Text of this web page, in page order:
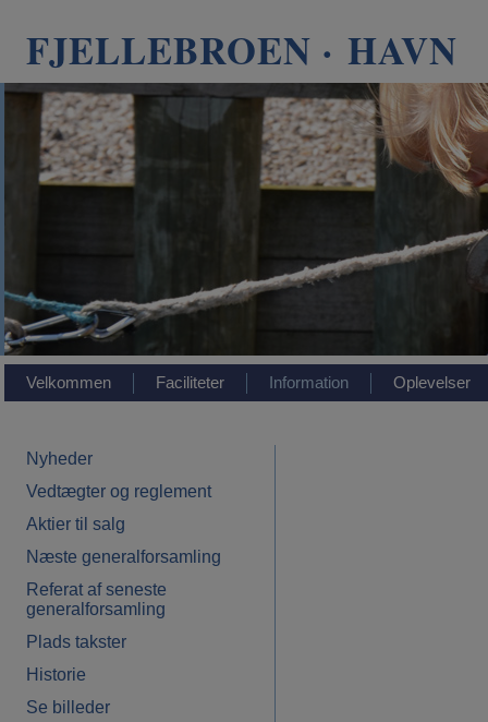
FJELLEBROEN · HAVN
Velkommen Faciliteter Information Oplevelser
Nyheder
Vedtægter og reglement
Aktier til salg
Næste generalforsamling
Referat af seneste
generalforsamling
Plads takster
Historie
Se billeder